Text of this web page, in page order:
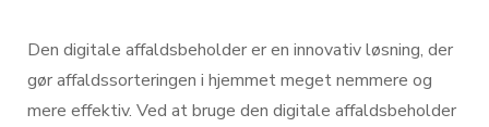
Den digitale affaldsbeholder er en innovativ løsning, der
gør affaldssorteringen i hjemmet meget nemmere og
mere effektiv. Ved at bruge den digitale affaldsbeholder